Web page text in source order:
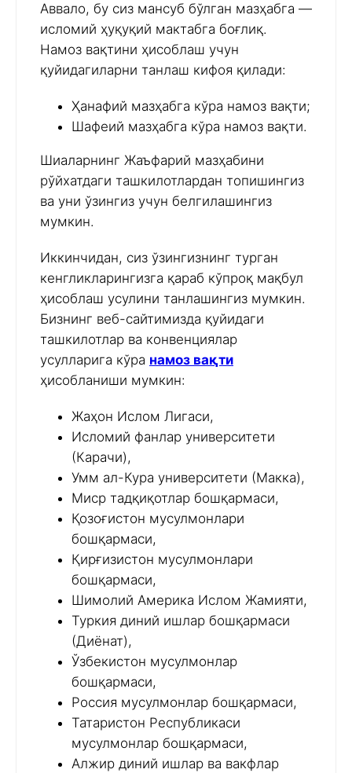
Аввало, бу сиз мансуб бўлган мазҳабга —
исломий ҳуқуқий мактабга боғлиқ.
Намоз вақтини ҳисоблаш учун
қуйидагиларни танлаш кифоя қилади:
Ҳанафий мазҳабга кўра намоз вақти;
Шафеий мазҳабга кўра намоз вақти.
Шиаларнинг Жаъфарий мазҳабини
рўйхатдаги ташкилотлардан топишингиз
ва уни ўзингиз учун белгилашингиз
мумкин.
Иккинчидан, сиз ўзингизнинг турган
кенгликларингизга қараб кўпроқ мақбул
ҳисоблаш усулини танлашингиз мумкин.
Бизнинг веб-сайтимизда қуйидаги
ташкилотлар ва конвенциялар
усулларига кўра намоз вақти
ҳисобланиши мумкин:
Жаҳон Ислом Лигаси,
Исломий фанлар университети
(Карачи),
Умм ал-Кура университети (Макка),
Миср тадқиқотлар бошқармаси,
Қозоғистон мусулмонлари
бошқармаси,
Қирғизистон мусулмонлари
бошқармаси,
Шимолий Америка Ислом Жамияти,
Туркия диний ишлар бошқармаси
(Диёнат),
Ўзбекистон мусулмонлар
бошқармаси,
Россия мусулмонлар бошқармаси,
Татаристон Республикаси
мусулмонлар бошқармаси,
Алжир диний ишлар ва вакфлар